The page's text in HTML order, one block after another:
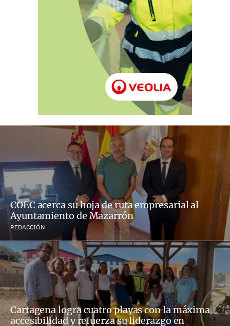
COEC acerca su hoja de ruta empresarial al
Ayuntamiento de Mazarrón
REDACCIÓN
Cartagena logra cuatro playas con la máxima
accesibilidad y refuerza su liderazgo en